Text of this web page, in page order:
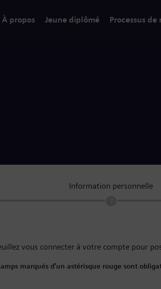
À propos Jeune diplômé Processus
Information personnelle
vous connecter à votre compte pour
marqués d’un astérisque rouge sont